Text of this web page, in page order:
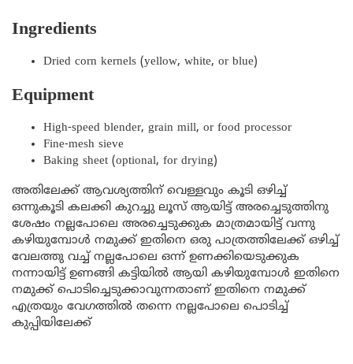
Ingredients
Dried corn kernels (yellow, white, or blue)
Equipment
High-speed blender, grain mill, or food processor
Fine-mesh sieve
Baking sheet (optional, for drying)
അതിലേക്ക് ആവശ്യത്തിന് വെള്ളവും കൂടി ഒഴിച്ച്
ഒന്നുകൂടി കലക്കി കുറച്ചു ലൂസ് ആയിട്ട് അരച്ചെടുത്തിനു
ശേഷം നല്ലപോലെ അരച്ചെടുക്കുക മാത്രമായിട്ട് വന്നു
കഴിയുമ്പോൾ നമുക്ക് ഇതിനെ ഒരു പാത്രത്തിലേക്ക് ഒഴിച്ച്
വേലത്തു വച്ച് നല്ലപോലെ ഒന്ന് ഉണക്കിയെടുക്കുക
നന്നായിട്ട് ഉണങ്ങി കട്ടിയിൽ ആയി കഴിയുമ്പോൾ ഇതിനെ
നമുക്ക് പൊടിച്ചെടുക്കാവുന്നതാണ് ഇതിനെ നമുക്ക്
എത്രയും വേഗത്തിൽ തന്നെ നല്ലപോലെ പൊടിച്ച്
കുപ്പിയിലേക്ക്